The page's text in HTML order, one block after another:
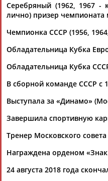
Каримжан
АБДРАХМАНОВ
Аделя
Серебряный (1962, 1967 -
лично) призер чемпионата
Чемпионка СССР (1956,
Обладательница Кубка
Обладательница Кубка
В сборной команде СССР с
Выступала за «Динамо»
Завершила спортивную
Тренер Московского
Награждена орденом
24 августа 2018 года